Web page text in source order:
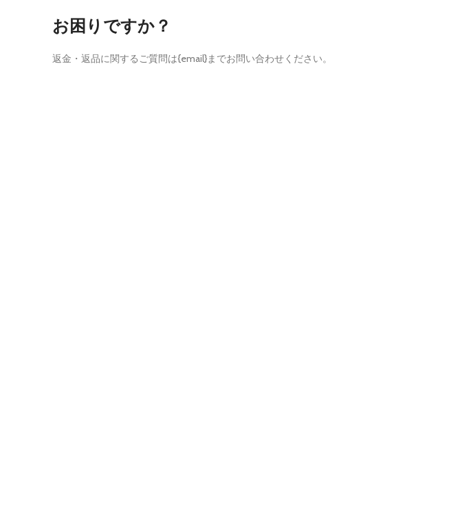
お困りですか？
返金・返品に関するご質問は{email}までお問い合わせください。